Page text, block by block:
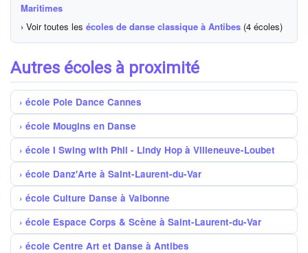
Maritimes
› Voir toutes les écoles de danse classique à Antibes (4 écoles)
Autres écoles à proximité
école Pole Dance Cannes
école Mougins en Danse
école I Swing with Phil - Lindy Hop à Villeneuve-Loubet
école Danz'Arte à Saint-Laurent-du-Var
école Culture Danse à Valbonne
école Espace Corps & Scène à Saint-Laurent-du-Var
école Centre Art et Danse à Antibes